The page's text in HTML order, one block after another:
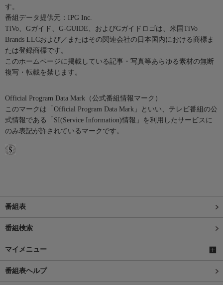
す。
番組データ提供元：IPG Inc.
TiVo、Gガイド、G-GUIDE、およびGガイドロゴは、米国TiVo
Brands LLCおよび／またはその関連会社の日本国内における商標ま
たは登録商標です。
このホームページに掲載している記事・写真等あらゆる素材の無断
複写・転載を禁じます。
Official Program Data Mark（公式番組情報マーク）
このマークは「Official Program Data Mark」といい、テレビ番組の公
式情報である「SI(Service Information)情報」を利用したサービスに
のみ表記が許されているマークです。
番組表
番組検索
マイメニュー
番組表ヘルプ